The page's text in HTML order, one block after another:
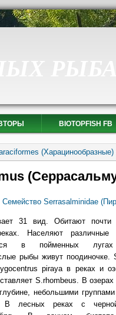
BIOTOPFISH FB
(Харацинообразные)
Семейство Serrasalminidae
31 вид. Обитают
Населяют различные
в пойменных
рыбы живут поодиночке.
piraya в реках и
S.rhombeus. В озерах
небольшими
В лесных реках с